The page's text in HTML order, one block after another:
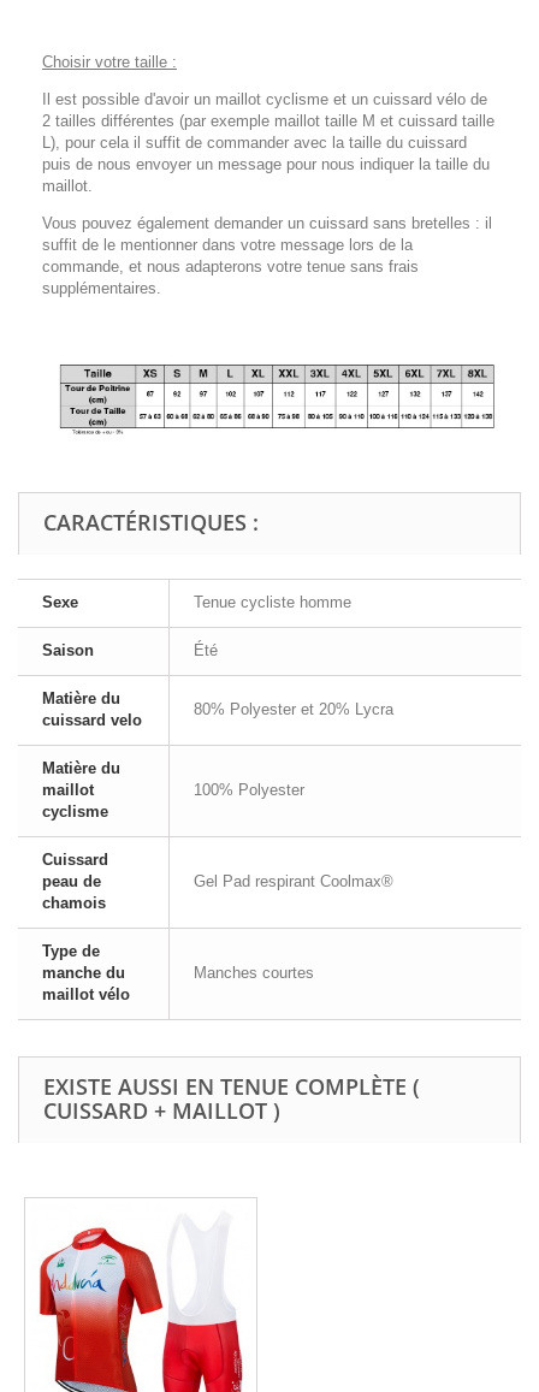
Choisir votre taille :
Il est possible d'avoir un maillot cyclisme et un cuissard vélo de
2 tailles différentes (par exemple maillot taille M et cuissard taille
L), pour cela il suffit de commander avec la taille du cuissard
puis de nous envoyer un message pour nous indiquer la taille du
maillot.
Vous pouvez également demander un cuissard sans bretelles : il
suffit de le mentionner dans votre message lors de la
commande, et nous adapterons votre tenue sans frais
supplémentaires.
CARACTÉRISTIQUES :
Sexe Tenue cycliste homme
Saison Été
Matière du
cuissard velo
80% Polyester et 20% Lycra
Matière du
maillot
cyclisme
100% Polyester
Cuissard
peau de
chamois
Gel Pad respirant Coolmax®
Type de
manche du
maillot vélo
Manches courtes
EXISTE AUSSI EN TENUE COMPLÈTE (
CUISSARD + MAILLOT )